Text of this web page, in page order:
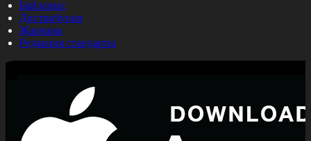
Байланыс
Дистрибуция
Жарнама
Редакция стандарты